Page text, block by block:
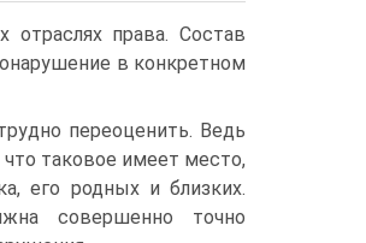
отраслях права. Состав
в конкретном
переоце­нить. Ведь
что таковое имеет место,
его родных и близких.
совершенно точно